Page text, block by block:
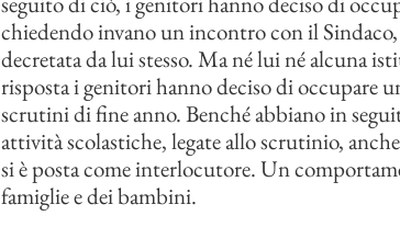
chiedendo invano un incontro con il Sindaco,
decretata da lui stesso. Ma né lui né alcuna
risposta i genitori hanno deciso di occupare
scrutini di fine anno. Benché abbiano in
attività scolastiche, legate allo scrutinio,
si è posta come interlocutore. Un
famiglie e dei bambini.